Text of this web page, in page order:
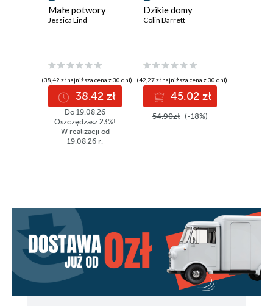
Małe potwory
Jessica Lind
(38,42 zł najniższa cena z 30 dni)
38.42 zł
Do 19.08.26
Oszczędzasz 23%!
W realizacji od
19.08.26 r.
Dzikie domy
Colin Barrett
(42,27 zł najniższa cena z 30 dni)
45.02 zł
54.90zł (-18%)